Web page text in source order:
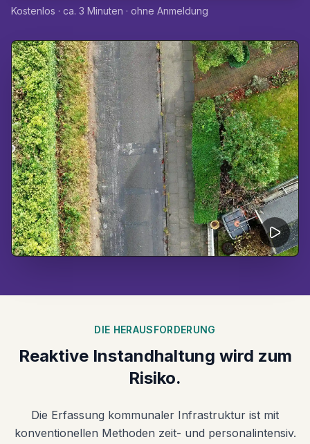
Kostenlos · ca. 3 Minuten · ohne Anmeldung
DIE HERAUSFORDERUNG
Reaktive Instandhaltung wird zum
Risiko.
Die Erfassung kommunaler Infrastruktur ist mit
konventionellen Methoden zeit- und personalintensiv.